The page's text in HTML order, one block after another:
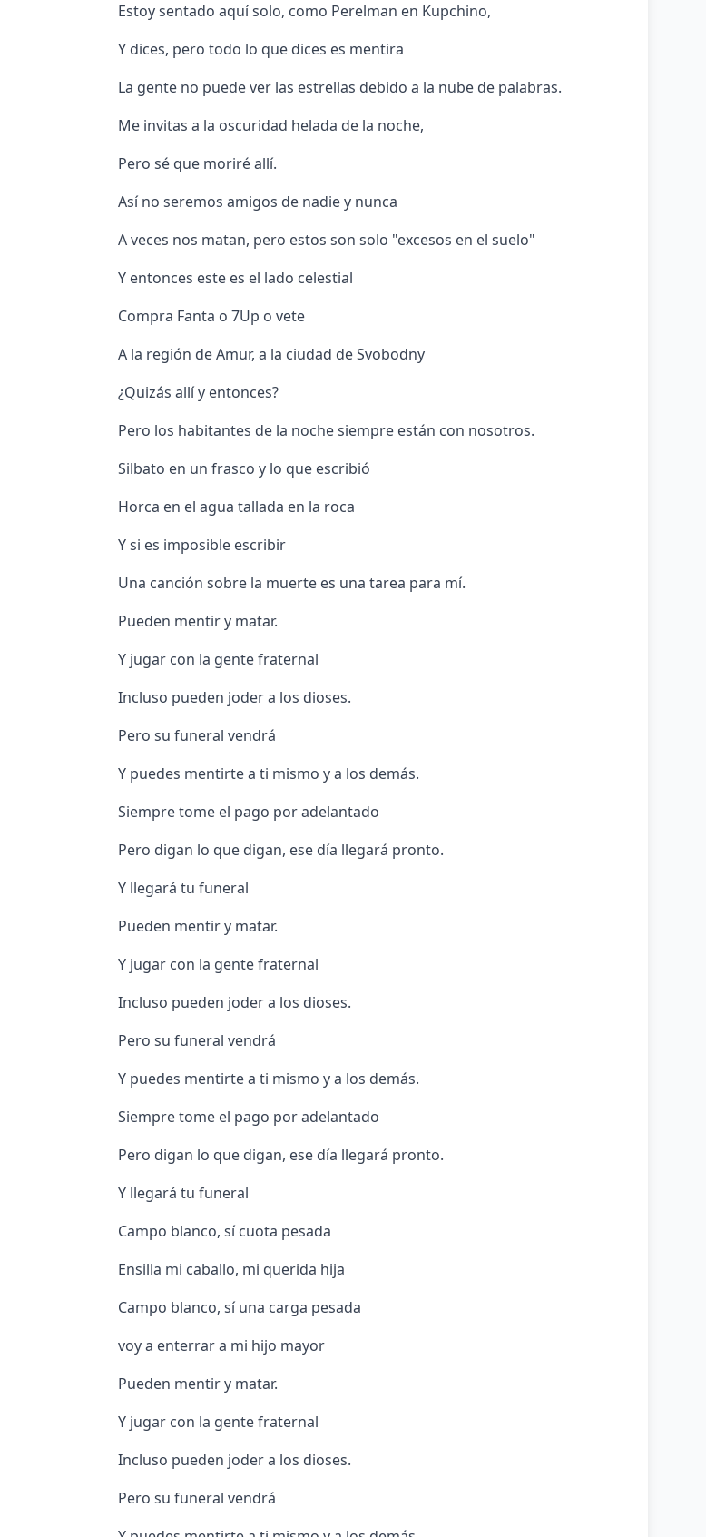
Estoy sentado aquí solo, como Perelman en Kupchino,
Y dices, pero todo lo que dices es mentira
La gente no puede ver las estrellas debido a la nube de palabras.
Me invitas a la oscuridad helada de la noche,
Pero sé que moriré allí.
Así no seremos amigos de nadie y nunca
A veces nos matan, pero estos son solo "excesos en el suelo"
Y entonces este es el lado celestial
Compra Fanta o 7Up o vete
A la región de Amur, a la ciudad de Svobodny
¿Quizás allí y entonces?
Pero los habitantes de la noche siempre están con nosotros.
Silbato en un frasco y lo que escribió
Horca en el agua tallada en la roca
Y si es imposible escribir
Una canción sobre la muerte es una tarea para mí.
Pueden mentir y matar.
Y jugar con la gente fraternal
Incluso pueden joder a los dioses.
Pero su funeral vendrá
Y puedes mentirte a ti mismo y a los demás.
Siempre tome el pago por adelantado
Pero digan lo que digan, ese día llegará pronto.
Y llegará tu funeral
Pueden mentir y matar.
Y jugar con la gente fraternal
Incluso pueden joder a los dioses.
Pero su funeral vendrá
Y puedes mentirte a ti mismo y a los demás.
Siempre tome el pago por adelantado
Pero digan lo que digan, ese día llegará pronto.
Y llegará tu funeral
Campo blanco, sí cuota pesada
Ensilla mi caballo, mi querida hija
Campo blanco, sí una carga pesada
voy a enterrar a mi hijo mayor
Pueden mentir y matar.
Y jugar con la gente fraternal
Incluso pueden joder a los dioses.
Pero su funeral vendrá